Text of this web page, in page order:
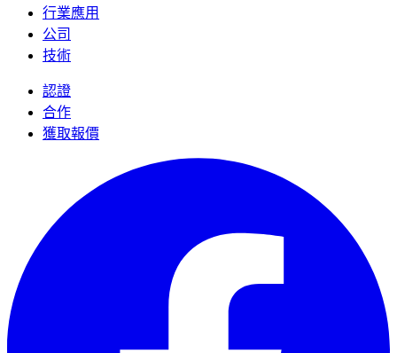
行業應用
公司
技術
認證
合作
獲取報價